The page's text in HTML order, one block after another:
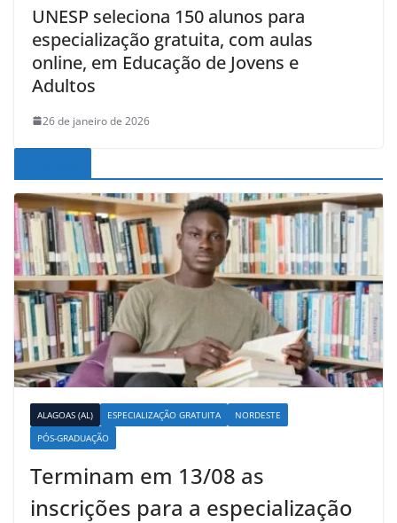
UNESP seleciona 150 alunos para
especialização gratuita, com aulas
online, em Educação de Jovens e
Adultos
26 de janeiro de 2026
ALAGOAS (AL) ESPECIALIZAÇÃO GRATUITA
NORDESTE
PÓS-GRADUAÇÃO
Terminam em 13/08 as
inscrições para a especialização